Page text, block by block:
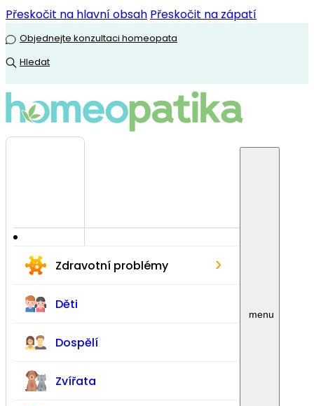
Přeskočit na hlavní obsah Přeskočit na zápatí
Objednejte konzultaci homeopata
Hledat
Zdravotní problémy ›
Děti
Dospělí
Zvířata